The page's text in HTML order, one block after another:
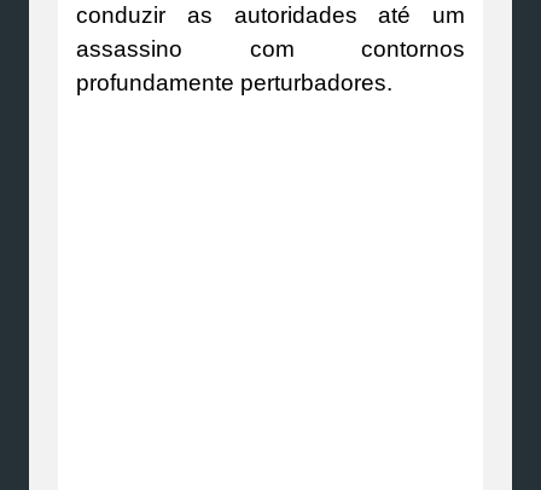
conduzir as autoridades até um
assassino com contornos
profundamente perturbadores.